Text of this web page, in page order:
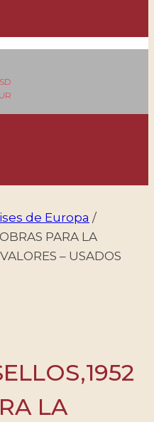
de Europa /
PARA LA
– USADOS
LA